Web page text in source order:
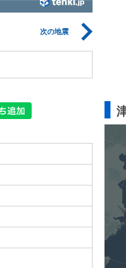
次の地震